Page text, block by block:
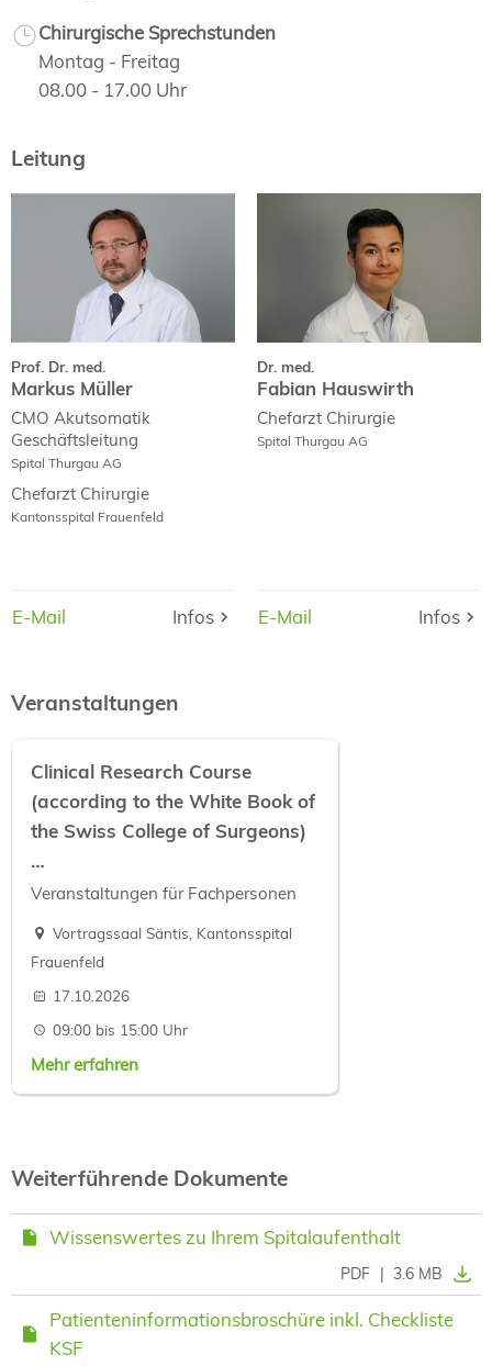
Chirurgische Sprechstunden
Montag - Freitag
08.00 - 17.00 Uhr
Leitung
Prof. Dr. med.
Markus Müller
CMO Akutsomatik
Geschäftsleitung
Spital Thurgau AG
Chefarzt Chirurgie
Kantonsspital Frauenfeld
E-Mail Infos
Prof. Dr. med.
Markus Müller
Curriculum Vitae
Fachpublikationen
E-Mail Infos
Dr. med.
Fabian Hauswirth
Chefarzt Chirurgie
Spital Thurgau AG
E-Mail Infos
Fabian Hauswirth
Curriculum Vitae
E-Mail Infos
Veranstaltungen
Clinical Research Course
(according to the White Book of
the Swiss College of Surgeons)
…
Veranstaltungen für Fachpersonen
Vortragssaal Säntis, Kantonsspital
Frauenfeld
17.10.2026
09:00 bis 15:00 Uhr
Mehr erfahren
Weiterführende Dokumente
Wissenswertes zu Ihrem Spitalaufenthalt
PDF | 3.6 MB
Patienteninformationsbroschüre inkl. Checkliste
KSF